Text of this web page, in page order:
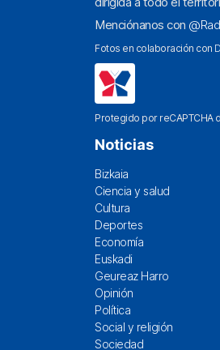
Menciónanos con
Fotos en colaboración con
Protegido por reCAPTCHA
Noticias
Bizkaia
Ciencia y salud
Cultura
Deportes
Economía
Euskadi
Geureaz Harro
Opinión
Política
Social y religión
Sociedad